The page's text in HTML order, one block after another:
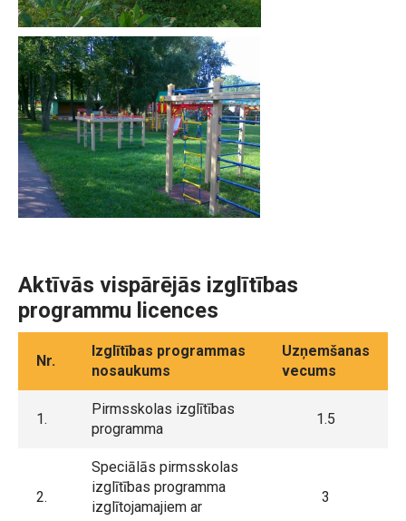
Aktīvās vispārējās izglītības
programmu licences
Nr.
Izglītības programmas
nosaukums
Uzņemšanas
vecums
1.
Pirmsskolas izglītības
programma
1.5
2.
Speciālās pirmsskolas
izglītības programma
izglītojamajiem ar
3